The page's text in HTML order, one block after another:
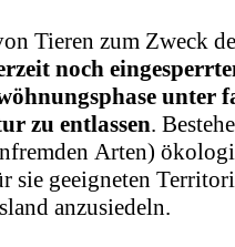
Tieren zum Zweck
noch
unter
zu entlassen.
Arten)
sie geeigneten
anzusiedeln.